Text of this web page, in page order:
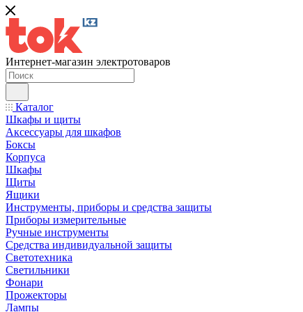
Интернет-магазин электротоваров
Каталог
Шкафы и щиты
Аксессуары для шкафов
Боксы
Корпуса
Шкафы
Щиты
Ящики
Инструменты, приборы и средства защиты
Приборы измерительные
Ручные инструменты
Средства индивидуальной защиты
Светотехника
Светильники
Фонари
Прожекторы
Лампы